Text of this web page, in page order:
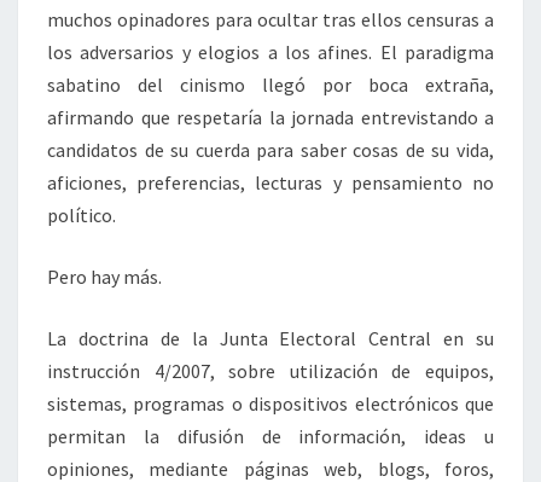
muchos opinadores para ocultar tras ellos censuras a
los adversarios y elogios a los afines. El paradigma
sabatino del cinismo llegó por boca extraña,
afirmando que respetaría la jornada entrevistando a
candidatos de su cuerda para saber cosas de su vida,
aficiones, preferencias, lecturas y pensamiento no
político.
Pero hay más.
La doctrina de la Junta Electoral Central en su
instrucción 4/2007, sobre utilización de equipos,
sistemas, programas o dispositivos electrónicos que
permitan la difusión de información, ideas u
opiniones, mediante páginas web, blogs, foros,